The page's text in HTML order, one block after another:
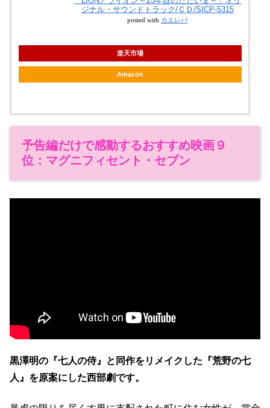
ジナル・サウンドトラック/ＣＤ/SICP-5315
posted with カエレバ
楽天市場
Amazon
予告編だけで感動するおすすめ映画９
位：マグニフィセント・セブン
黒澤明の『七人の侍』と同作をリメイクした『荒野の七
人』を原案にした西部劇です。